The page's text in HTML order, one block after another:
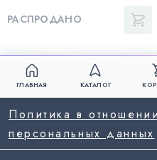
РАСПРОДАНО
ГЛАВНАЯ КАТАЛОГ
Политика в
персональных данных